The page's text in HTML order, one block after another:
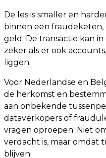
De les is smaller en
binnen een
geld. De transactie kan
zeker als er ook
liggen.
Voor Nederlandse en
de herkomst en
aan onbekende
dataverkopers of
vragen oproepen. Niet
verdacht is, maar omdat
blijven.